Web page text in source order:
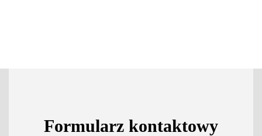
Formularz kontaktowy